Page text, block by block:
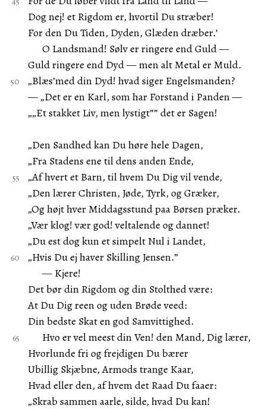
Dog nej! et Rigdom er, hvortil Du stræber!
For den Du Tiden, Dyden, Glæden dræber.’
O Landsmand! Sølv er ringere end Guld —
Guld ringere end Dyd — men alt Metal er Muld.
„Blæs’med din Dyd! hvad siger Engelsmanden?
— „Det er en Karl, som har Forstand i Panden —
„„Et stakket Liv, men lystigt”” det er Sagen!
„Den Sandhed kan Du høre hele Dagen,
„Fra Stadens ene til dens anden Ende,
„Af hvert et Barn, til hvem Du Dig vil vende,
„Den lærer Christen, Jøde, Tyrk, og Græker,
„Og højt hver Middagsstund paa Børsen præker.
„Vær klog! vær god! veltalende og dannet!
„Du est dog kun et simpelt Nul i Landet,
„Hvis Du ej haver Skilling Jensen.”
— Kjere!
Det bør din Rigdom og din Stolthed være:
At Du Dig reen og uden Brøde veed:
Din bedste Skat en god Samvittighed.
Hvo er vel meest din Ven! den Mand, Dig lærer,
Hvorlunde fri og frejdigen Du bærer
Ubillig Skjæbne, Armods trange Kaar,
Hvad eller den, af hvem det Raad Du faaer:
„Skrab sammen aarle, silde, hvad Du kan!